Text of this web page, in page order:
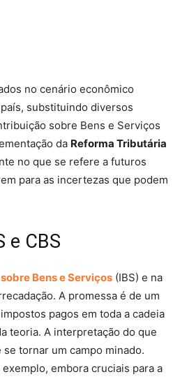
no cenário econômico
substituindo diversos
sobre Bens e Serviços
da Reforma Tributária
no que se refere a futuros
para as incertezas que podem
e CBS
Bens e Serviços (IBS) e na
A promessa é de um
pagos em toda a cadeia
teoria. A interpretação do que
tornar um campo minado.
embora cruciais para a